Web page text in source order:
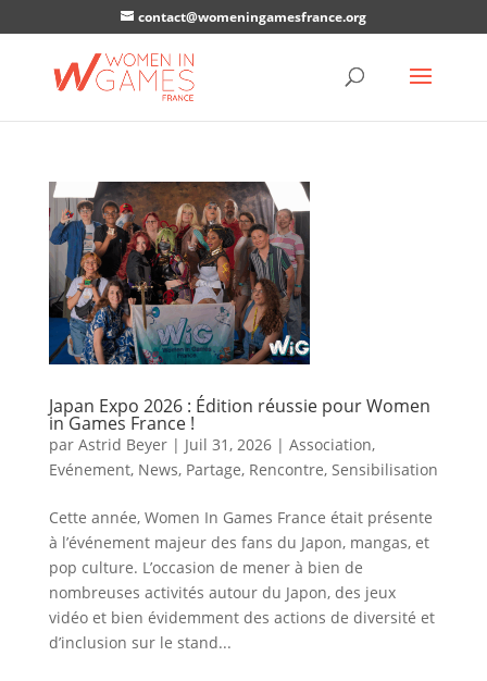
contact@womeningamesfrance.org
Japan Expo 2026 : Édition réussie pour Women
in Games France !
par Astrid Beyer| Juil 31, 2026| Association,
Evénement, News, Partage, Rencontre, Sensibilisation
Cette année, Women In Games France était présente
à l’événement majeur des fans du Japon, mangas, et
pop culture. L’occasion de mener à bien de
nombreuses activités autour du Japon, des jeux
vidéo et bien évidemment des actions de diversité et
d’inclusion sur le stand...